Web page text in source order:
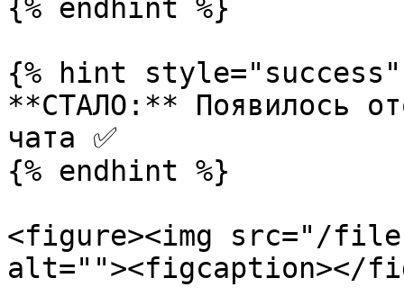
{% endhint %}
{% hint style="success"
**СТАЛО:** Появилось
чата ✅
{% endhint %}
<figure><img src="/
alt=""><figcaption></